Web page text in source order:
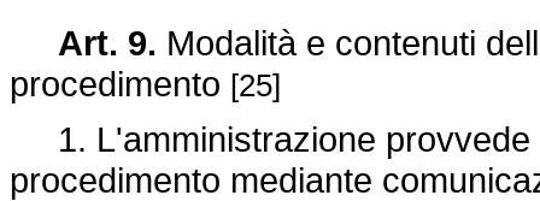
Art. 9. Modalità e contenuti
procedimento [25]
1. L'amministrazione provvede
procedimento mediante